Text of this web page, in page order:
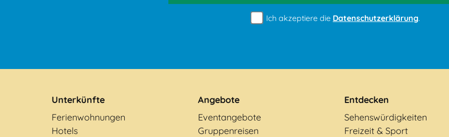
Ich akzeptiere die Datenschutzerklärung.
Unterkünfte
Ferienwohnungen
Hotels
Angebote
Eventangebote
Gruppenreisen
Entdecken
Sehenswürdigkeiten
Freizeit & Sport